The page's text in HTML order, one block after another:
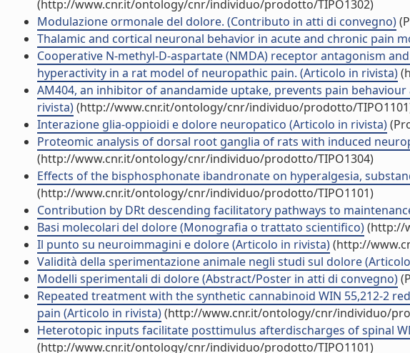
(http://www.cnr.it/ontology/cnr/individuo/prodotto/TIPO1302)
Modulazione ormonale del dolore. (Contributo in atti di convegno)
Thalamic and cortical neuronal behavior in acute and chronic pain
Cooperative N-methyl-D-aspartate (NMDA) receptor antagonism
hyperactivity in a rat model of neuropathic pain. (Articolo in rivista)
AM404, an inhibitor of anandamide uptake, prevents pain
rivista)(http://www.cnr.it/ontology/cnr/individuo/prodotto/
Interazione glia-oppioidi e dolore neuropatico (Articolo in rivista)
Proteomic analysis of dorsal root ganglia of rats with induced
(http://www.cnr.it/ontology/cnr/individuo/prodotto/TIPO1304)
Effects of the bisphosphonate ibandronate on hyperalgesia,
(http://www.cnr.it/ontology/cnr/individuo/prodotto/TIPO1101)
Contribution by DRt descending facilitatory pathways to
Basi molecolari del dolore (Monografia o trattato scientifico)(http://
Il punto su neuroimmagini e dolore (Articolo in rivista)(http://
Validità della sperimentazione animale negli studi sul dolore
Modelli sperimentali di dolore (Abstract/Poster in atti di convegno)
Repeated treatment with the synthetic cannabinoid WIN 55,212-2
pain (Articolo in rivista)(http://www.cnr.it/ontology/cnr/individuo/
Heterotopic inputs facilitate posttimulus afterdischarges of spinal
(http://www.cnr.it/ontology/cnr/individuo/prodotto/TIPO1101)